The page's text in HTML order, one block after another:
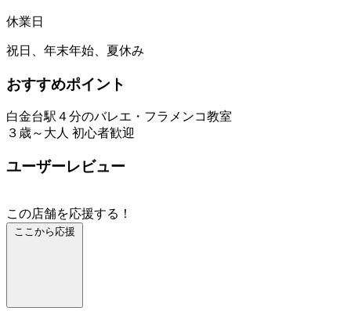
休業日
祝日、年末年始、夏休み
おすすめポイント
白金台駅４分のバレエ・フラメンコ教室
３歳～大人 初心者歓迎
ユーザーレビュー
この店舗を応援する！
ここから応援